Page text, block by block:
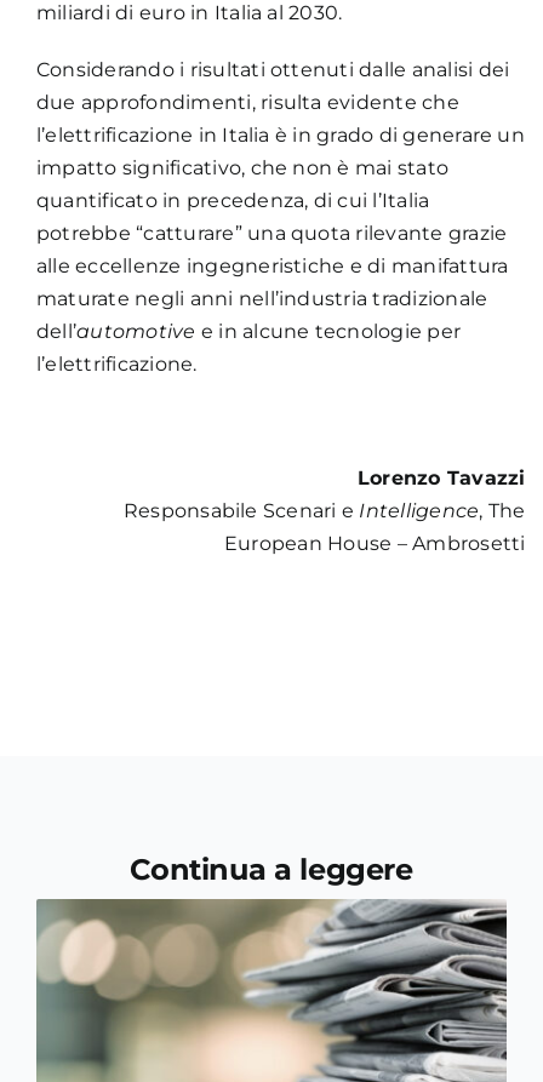
miliardi di euro in Italia al 2030.
Considerando i risultati ottenuti dalle analisi dei
due approfondimenti, risulta evidente che
l’elettrificazione in Italia è in grado di generare un
impatto significativo, che non è mai stato
quantificato in precedenza, di cui l’Italia
potrebbe “catturare” una quota rilevante grazie
alle eccellenze ingegneristiche e di manifattura
maturate negli anni nell’industria tradizionale
dell’automotive e in alcune tecnologie per
l’elettrificazione.
Lorenzo Tavazzi
Responsabile Scenari e Intelligence, The
European House – Ambrosetti
Continua a leggere